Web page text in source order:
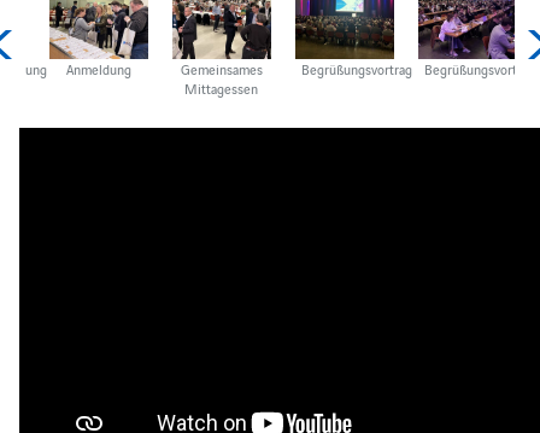
Anmeldung
Gemeinsames
Mittagessen
Begrüßungsvortrag Begrüßungsvortrag